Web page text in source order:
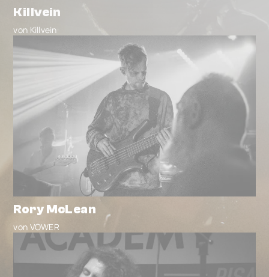
Killvein
von Killvein
Rory McLean
von VOWER